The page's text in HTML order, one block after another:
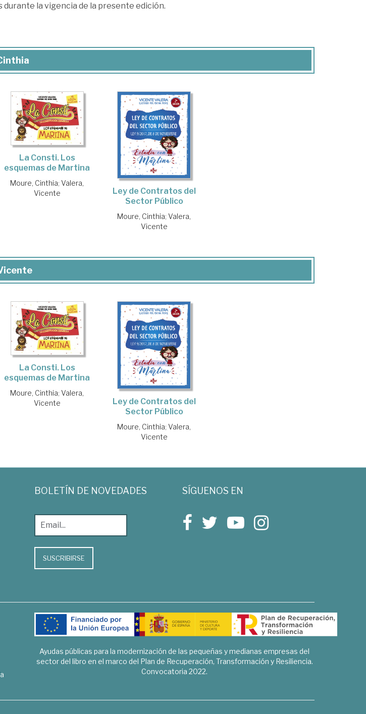
durante la vigencia de la presente edición.
La Consti. Los
esquemas de Martina
Moure, Cinthia;Valera,
Vicente
Ley de Contratos del
Sector Público
Moure, Cinthia;Valera,
Vicente
La Consti. Los
esquemas de Martina
Moure, Cinthia;Valera,
Vicente
Ley de Contratos del
Sector Público
Moure, Cinthia;Valera,
Vicente
BOLETÍN DE NOVEDADES
SUSCRIBIRSE
SÍGUENOS EN
Ayudas públicas para la modernización de las pequeñas y medianas empresas del
sector del libro en el marco del Plan de Recuperación, Transformación y Resiliencia.
Convocatoria 2022.